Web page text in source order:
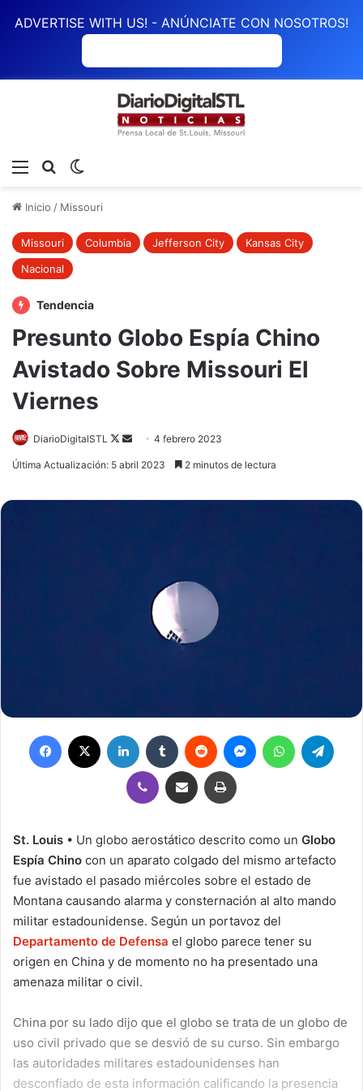
ADVERTISE WITH US! - ANÚNCIATE CON NOSOTROS!
Menú Buscar
Inicio / Missouri
Missouri Columbia Jefferson City
Kansas City
Nacional
Tendencia
Presunto Globo Espía Chino
Avistado Sobre Missouri El
Viernes
DiarioDigitalSTL
Follow
Send4 febrero 2023
Última Actualización: 5 abril 2023 2 minutos de lectura
Facebook LinkedIn Tumblr Reddit MessengerWhatsApp
Viber Compartir por correo electrónicoImprimir
St. Louis • Un globo aerostático descrito como un Globo
Espía Chino con un aparato colgado del mismo artefacto
fue avistado el pasado miércoles sobre el estado de
Montana causando alarma y consternación al alto mando
militar estadounidense. Según un portavoz del
Departamento de Defensa el globo parece tener su
origen en China y de momento no ha presentado una
amenaza militar o civil.
China por su lado dijo que el globo se trata de un globo de
uso civil privado que se desvió de su curso. Sin embargo
las autoridades militares estadounidenses han
desconfiado de esta información calificando la presencia